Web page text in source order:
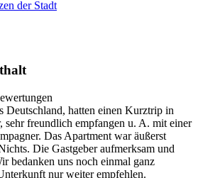
der Stadt
Deutschland, hatten einen Kurztrip in
sehr freundlich empfangen u. A. mit einer
Das Apartment war äußerst
Die Gastgeber aufmerksam und
bedanken uns noch einmal ganz
nur weiter empfehlen.